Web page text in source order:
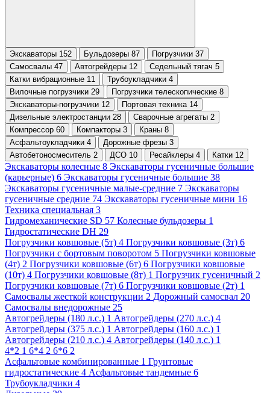
Экскаваторы 152 Бульдозеры 87
Погрузчики 37
Самосвалы 47
Автогрейдеры 12
Седельный тягач 5
Катки вибрационные 11
Трубоукладчики 4
Вилочные погрузчики 29
Погрузчики телескопические 8
Экскаваторы-погрузчики 12
Портовая техника 14
Дизельные электростанции 28
Сварочные агрегаты 2
Компрессор 60
Компакторы 3
Краны 8
Асфальтоукладчики 4
Дорожные фрезы 3
Автобетоносмеситель 2
ДСО 10 Ресайклеры 4 Катки 12
Экскаваторы колесные 8 Экскаваторы гусеничные большие
(карьерные) 6 Экскаваторы гусеничные большие 38
Экскаваторы гусеничные малые-средние 7 Экскаваторы
гусеничные средние 74 Экскаваторы гусеничные мини 16
Техника специальная 3
Гидромеханические SD 57 Колесные бульдозеры 1
Гидростатические DH 29
Погрузчики ковшовые (5т) 4 Погрузчики ковшовые (3т) 6
Погрузчики с бортовым поворотом 5 Погрузчики ковшовые
(4т) 2 Погрузчики ковшовые (6т) 6 Погрузчики ковшовые
(10т) 4 Погрузчики ковшовые (8т) 1 Погрузчик гусеничный 2
Погрузчики ковшовые (7т) 6 Погрузчики ковшовые (2т) 1
Самосвалы жесткой конструкции 2 Дорожный самосвал 20
Самосвалы внедорожные 25
Автогрейдеры (180 л.с.) 1 Автогрейдеры (270 л.с.) 4
Автогрейдеры (375 л.с.) 1 Автогрейдеры (160 л.с.) 1
Автогрейдеры (210 л.с.) 4 Автогрейдеры (140 л.с.) 1
4*2 1 6*4 2 6*6 2
Асфальтовые комбинированные 1 Грунтовые
гидростатические 4 Асфальтовые тандемные 6
Трубоукладчики 4